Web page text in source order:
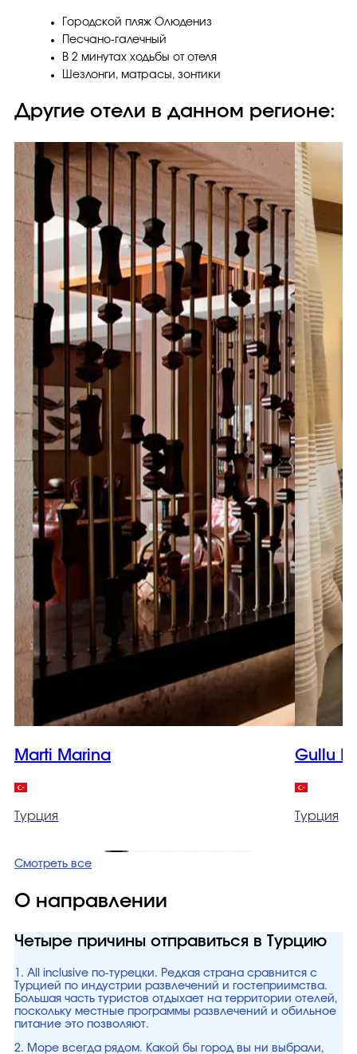
Городской пляж Олюдениз
Песчано-галечный
В 2 минутах ходьбы от отеля
Шезлонги, матрасы, зонтики
Другие отели в данном регионе:
Marti Marina
Турция
Gullu
Турция
Смотреть все
О направлении
Четыре причины отправиться в Турцию
1. All inclusive по-турецки. Редкая страна сравнится с
Турцией по индустрии развлечений и гостеприимства.
Большая часть туристов отдыхает на территории отелей,
поскольку местные программы развлечений и обильное
питание это позволяют.
2. Море всегда рядом. Какой бы город вы ни выбрали,